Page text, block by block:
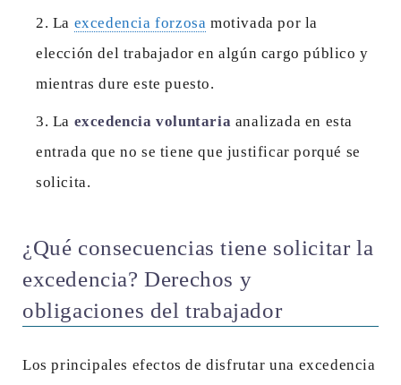
La excedencia forzosa motivada por la
elección del trabajador en algún cargo público y
mientras dure este puesto.
La excedencia voluntaria analizada en esta
entrada que no se tiene que justificar porqué se
solicita.
¿Qué consecuencias tiene solicitar la
excedencia? Derechos y
obligaciones del trabajador
Los principales efectos de disfrutar una excedencia